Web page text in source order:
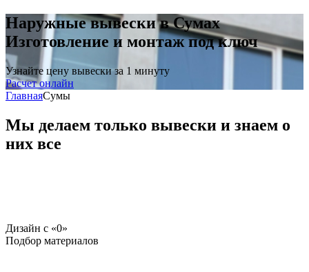
Наружные вывески в Сумах
Изготовление и монтаж под ключ
Узнайте цену вывески за 1 минуту
Расчет онлайн
ГлавнаяСумы
Мы делаем только вывески и знаем о
них все
Дизайн c «0»
Подбор материалов